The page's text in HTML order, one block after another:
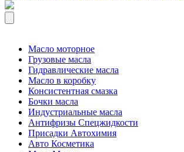
Масло моторное
Грузовые масла
Гидравлические масла
Масло в коробку
Консистентная смазка
Бочки масла
Индустриальные масла
Антифризы Спецжидкости
Присадки Автохимия
Авто Косметика